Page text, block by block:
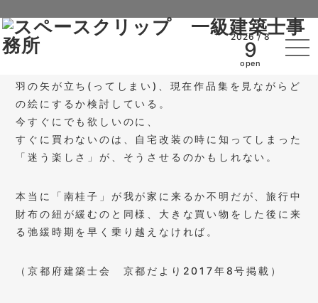
2026 / 8
9
open
ただ、油絵などの一点物は値が張るため除外。ネット
で調べたところ版画ならよほど有名作家の作品でない
限り、そこそこの金額で買えることが判明。
となると、以前から気になっていた作家 南桂子に白
羽の矢が立ち(ってしまい)、現在作品集を見ながらど
の絵にするか検討している。
今すぐにでも欲しいのに、
すぐに買わないのは、自宅改装の時に知ってしまった
「迷う楽しさ」が、そうさせるのかもしれない。
本当に「南桂子」が我が家に来るか不明だが、旅行中
財布の紐が緩むのと同様、大きな買い物をした後に来
る弛緩時期を早く乗り越えなければ。
（京都府建築士会 京都だより2017年8号掲載）